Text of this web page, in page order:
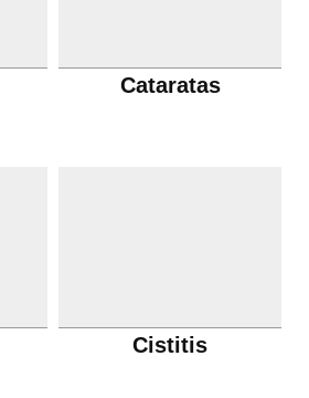
Cataratas
Cistitis